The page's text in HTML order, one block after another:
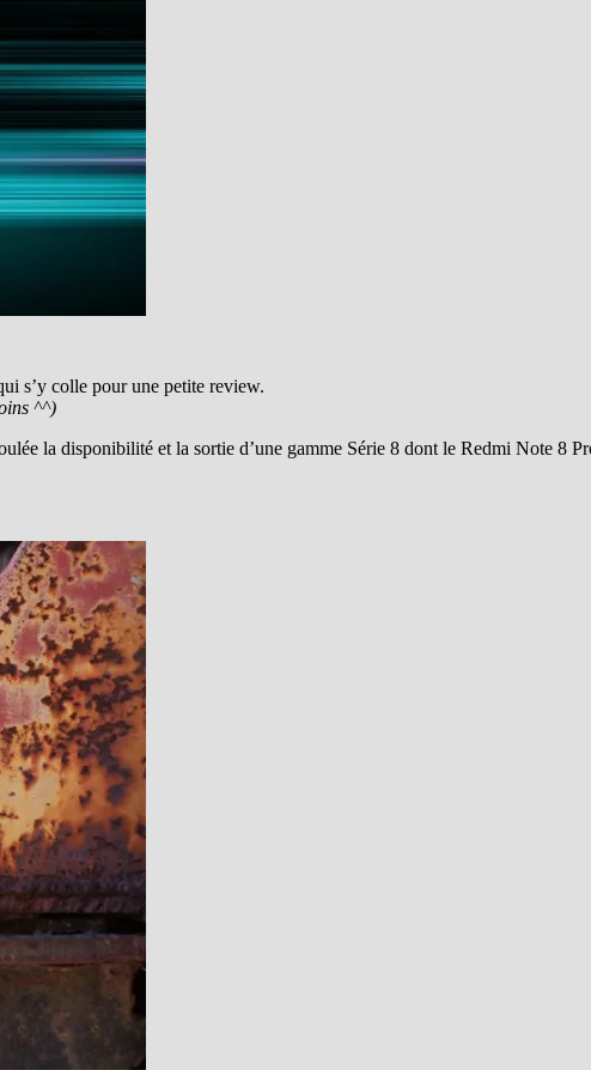
s’y colle pour une petite review.
^^)
la disponibilité et la sortie d’une gamme Série 8 dont le Redmi Note 8